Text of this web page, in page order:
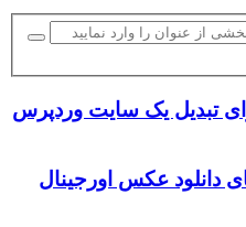
برای تبدیل یک سایت وردپرس
دانلود عکس اورجینال